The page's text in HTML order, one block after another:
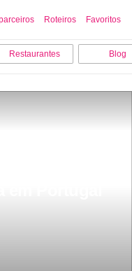
Roteiros Favoritos
Restaurantes Blog